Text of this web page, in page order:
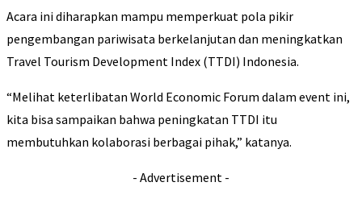
Acara ini diharapkan mampu memperkuat pola pikir
pengembangan pariwisata berkelanjutan dan meningkatkan
Travel Tourism Development Index (TTDI) Indonesia.
“Melihat keterlibatan World Economic Forum dalam event ini,
kita bisa sampaikan bahwa peningkatan TTDI itu
membutuhkan kolaborasi berbagai pihak,” katanya.
- Advertisement -